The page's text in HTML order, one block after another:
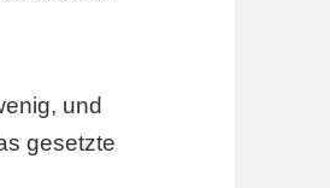
und
gesetzte